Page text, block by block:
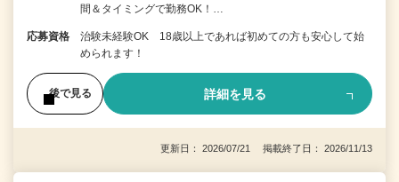
間＆タイミングで勤務OK！…
応募資格
治験未経験OK 18歳以上であれば初めての方も安心して始
められます！
後で見る 詳細を見る
更新日： 2026/07/21 掲載終了日： 2026/11/13